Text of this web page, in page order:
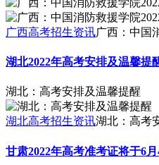
广西高考招生资讯广西：中国
湖北2022年高考安排及温馨提
湖北：高考安排及温馨提醒
湖北高考招生资讯湖北：高考
甘肃2022年高考准考证将于6